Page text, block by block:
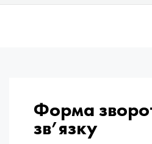
Форма
зв’язку